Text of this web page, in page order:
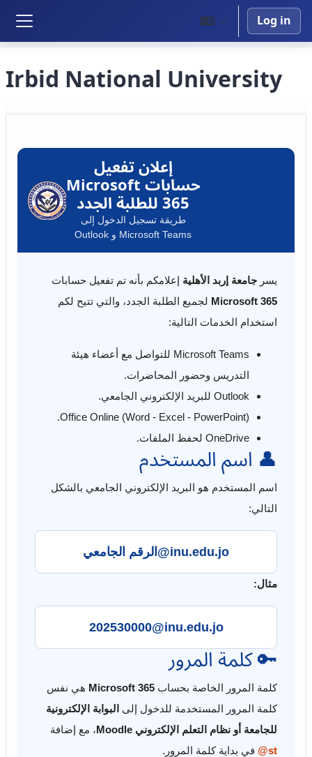
Side panel
Log in
Irbid National University
إعلان تفعيل
حسابات Microsoft
365 للطلبة الجدد
طريقة تسجيل الدخول إلى
Microsoft Teams و Outlook
يسر جامعة إربد الأهلية إعلامكم بأنه تم تفعيل حسابات
Microsoft 365 لجميع الطلبة الجدد، والتي تتيح لكم
استخدام الخدمات التالية:
Microsoft Teams للتواصل مع أعضاء هيئة
التدريس وحضور المحاضرات.
Outlook للبريد الإلكتروني الجامعي.
Office Online (Word - Excel - PowerPoint).
OneDrive لحفظ الملفات.
👤 اسم المستخدم
اسم المستخدم هو البريد الإلكتروني الجامعي بالشكل
التالي:
الرقم الجامعي@inu.edu.jo
مثال:
202530000@inu.edu.jo
🔑 كلمة المرور
كلمة المرور الخاصة بحساب Microsoft 365 هي نفس
كلمة المرور المستخدمة للدخول إلى البوابة الإلكترونية
للجامعة أو نظام التعلم الإلكتروني Moodle
، مع إضافة
st@
في بداية كلمة المرور.